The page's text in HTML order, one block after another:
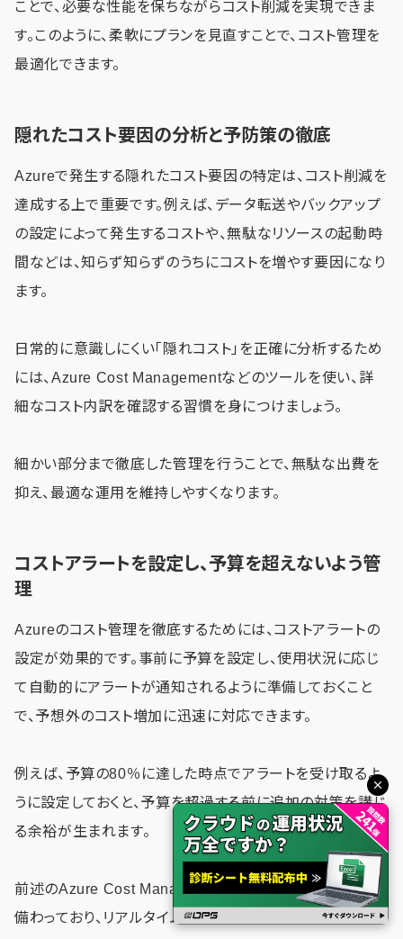
ことで、必要な性能を保ちながらコスト削減を実現できま
す。このように、柔軟にプランを見直すことで、コスト管理を
最適化できます。
隠れたコスト要因の分析と予防策の徹底
Azureで発生する隠れたコスト要因の特定は、コスト削減を
達成する上で重要です。例えば、データ転送やバックアップ
の設定によって発生するコストや、無駄なリソースの起動時
間などは、知らず知らずのうちにコストを増やす要因になり
ます。
日常的に意識しにくい「隠れコスト」を正確に分析するため
には、Azure Cost Managementなどのツールを使い、詳
細なコスト内訳を確認する習慣を身につけましょう。
細かい部分まで徹底した管理を行うことで、無駄な出費を
抑え、最適な運用を維持しやすくなります。
コストアラートを設定し、予算を超えないよう管
理
Azureのコスト管理を徹底するためには、コストアラートの
設定が効果的です。事前に予算を設定し、使用状況に応じ
て自動的にアラートが通知されるように準備しておくこと
で、予想外のコスト増加に迅速に対応できます。
例えば、予算の80％に達した時点でアラートを受け取るよ
うに設定しておくと、予算を超過する前に追加の対策を講じ
る余裕が生まれます。
前述のAzure Cost Managementにはアラート設定機能が
備わっており、リアルタイムでコストのモニタリングが可能